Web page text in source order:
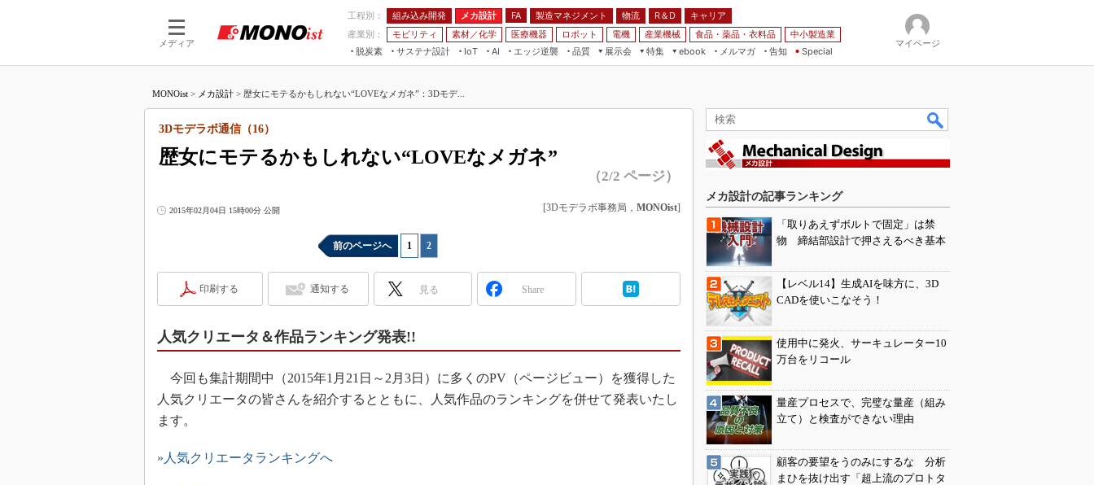
メディア
工程別： 組み込み開発 メカ設計 FA 製造マネジメント 物流 R＆D
キャリア
産業別：
モビリティ 素材／化学 医療機器 ロボット 電機 産業機械 食品・薬品・衣料品
中小製造業
脱炭素
サステナ設計
IoT
つながる工場
AI
AI×設備保全
エッジ逆襲 品質
展示会
JIMTOF
IIFES
ジャパンモビリティショー
スマート工場EXPO
EdgeTech+
産業オープンネット展
特集
フィールドサービス
Windows Embedded
車載ソフト開発
デジタルツインとCAE
ebook
モビリティ
メルマガ
告知 Special
マイページ
MONOist > メカ設計 > 歴女にモテるかもしれない“LOVEなメガネ”：3Dモデ...
歴女にモテるかもしれない“LOVEなメガネ”
3Dモデラボ通信（16）
（2/2 ページ）
2015年02月04日 15時00分 公開 [3Dモデラボ事務局， MONOist]
前のページへ 1 2
印刷する 通知する 見る Share
人気クリエータ＆作品ランキング発表!!
今回も集計期間中（2015年1月21日～2月3日）に多くのPV（ページビュー）を獲得した
人気クリエータの皆さんを紹介するとともに、人気作品のランキングを併せて発表いたし
ます。
»人気クリエータランキングへ
メカ設計の記事ランキング
「取りあえずボルトで固定」は禁
物 締結部設計で押さえるべき基本
【レベル14】生成AIを味方に、3D
CADを使いこなそう！
使用中に発火、サーキュレーター10
万台をリコール
量産プロセスで、完璧な量産（組み
立て）と検査ができない理由
顧客の要望をうのみにするな 分析
まひを抜け出す「超上流のプロトタ